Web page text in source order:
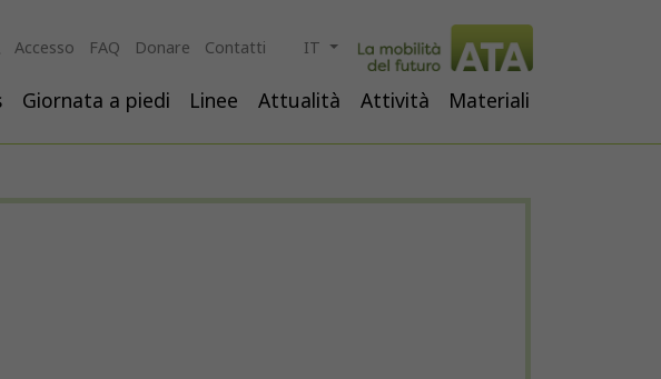
Accesso FAQ Donare Contatti IT
Giornata a piedi Linee Attualità Attività Materiali